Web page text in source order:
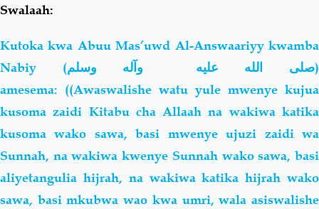
Swalaah:
Kutoka kwa Abuu Mas’uwd Al-Answaariyy kwamba
Nabiy (صلى الله عليه وآله وسلم)
amesema: ((Awaswalishe watu yule mwenye kujua
kusoma zaidi Kitabu cha Allaah na wakiwa katika
kusoma wako sawa, basi mwenye ujuzi zaidi wa
Sunnah, na wakiwa kwenye Sunnah wako sawa, basi
aliyetangulia hijrah, na wakiwa katika hijrah wako
sawa, basi mkubwa wao kwa umri, wala asiswalishe